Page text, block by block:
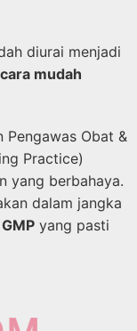
diurai menjadi
mudah
Pengawas Obat &
Practice)
yang berbahaya.
dalam jangka
yang pasti